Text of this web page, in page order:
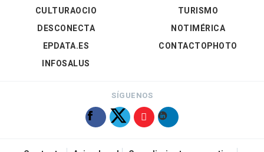
CULTURAOCIO
DESCONECTA
EPDATA.ES
INFOSALUS
TURISMO
NOTIMÉRICA
CONTACTOPHOTO
SÍGUENOS